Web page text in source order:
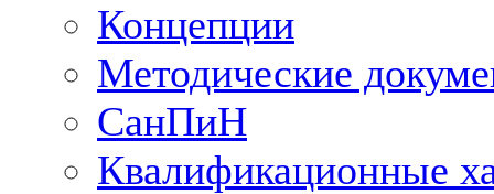
Концепции
Методические
СанПиН
Квалификационные